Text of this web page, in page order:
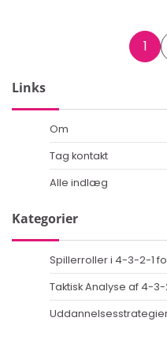
1
Links
Om
Tag kontakt
Alle indlæg
Kategorier
Spillerroller i 4-3-2-1
Taktisk Analyse af 4-